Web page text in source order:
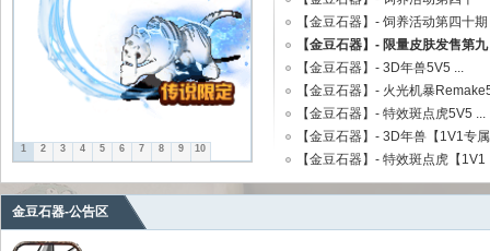
sc1 2 3 4 5 6 7 8 9 10
【金豆石器】- 饲养活动第四十期
【金豆石器】- 限量皮肤发售第九
【金豆石器】- 3D年兽5V5 ...
【金豆石器】- 火光机暴
【金豆石器】- 特效斑点虎5V5 ...
【金豆石器】- 3D年兽【1V1专
【金豆石器】- 特效斑点虎【1V1
金豆石器-公告区